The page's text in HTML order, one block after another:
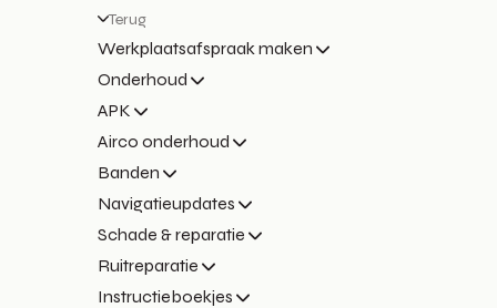
Terug
Werkplaatsafspraak maken
Onderhoud
APK
Airco onderhoud
Banden
Navigatieupdates
Schade & reparatie
Ruitreparatie
Instructieboekjes